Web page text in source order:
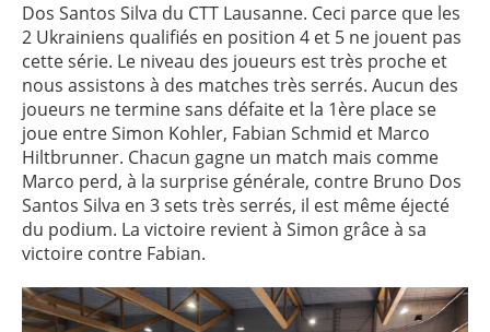
Dos Santos Silva du CTT Lausanne. Ceci parce que les
2 Ukrainiens qualifiés en position 4 et 5 ne jouent pas
cette série. Le niveau des joueurs est très proche et
nous assistons à des matches très serrés. Aucun des
joueurs ne termine sans défaite et la 1ère place se
joue entre Simon Kohler, Fabian Schmid et Marco
Hiltbrunner. Chacun gagne un match mais comme
Marco perd, à la surprise générale, contre Bruno Dos
Santos Silva en 3 sets très serrés, il est même éjecté
du podium. La victoire revient à Simon grâce à sa
victoire contre Fabian.